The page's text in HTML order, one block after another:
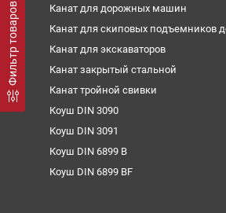
Фильтр товаров
Канат для дорожных машин
Канат для скиповых подъемников
Канат для экскаваторов
Канат закрытый стальной
Канат тройной свивки
Коуш DIN 3090
Коуш DIN 3091
Коуш DIN 6899 B
Коуш DIN 6899 BF